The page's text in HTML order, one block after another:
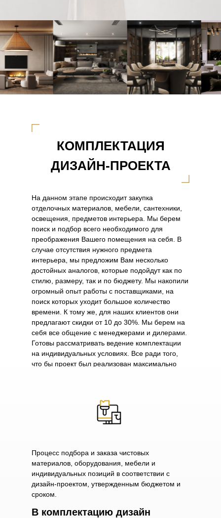
КОМПЛЕКТАЦИЯ
ДИЗАЙН-ПРОЕКТА
На данном этапе происходит закупка
отделочных материалов, мебели, сантехники,
освещения, предметов интерьера. Мы берем
поиск и подбор всего необходимого для
преображения Вашего помещения на себя. В
случае отсутствия нужного предмета
интерьера, мы предложим Вам несколько
достойных аналогов, которые подойдут как по
стилю, размеру, так и по бюджету. Мы накопили
огромный опыт работы с поставщиками, на
поиск которых уходит большое количество
времени. К тому же, для наших клиентов они
предлагают скидки от 10 до 30%. Мы берем на
себя все общение с менеджерами и дилерами.
Готовы рассматривать ведение комплектации
на индивидуальных условиях. Все ради того,
что бы проект был реализован максимально
Процесс подбора и заказа чистовых
материалов, оборудования, мебели и
индивидуальных позиций в соответствии с
дизайн-проектом, утвержденным бюджетом и
сроком.
В комплектацию дизайн